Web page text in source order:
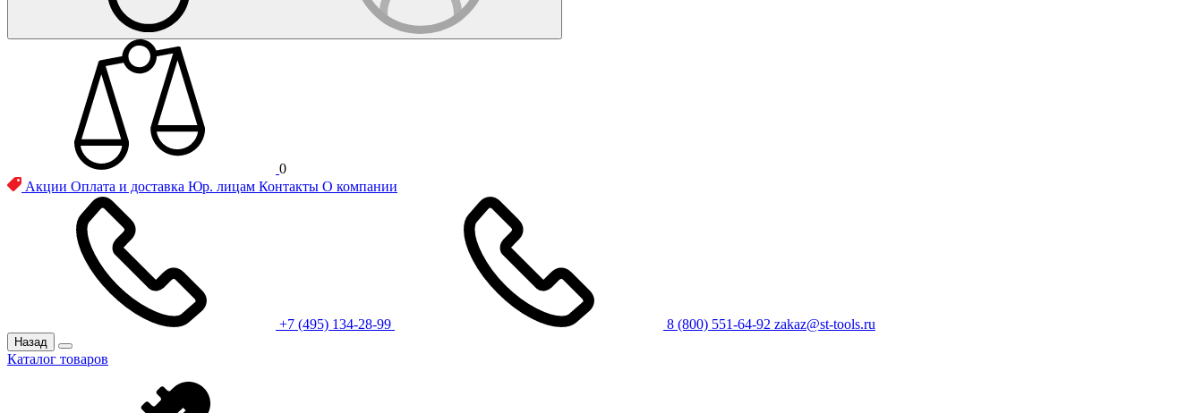
0
Акции Оплата и доставка Юр. лицам Контакты О компании
+7 (495) 134-28-99 8 (800) 551-64-92 zakaz@st-tools.ru
Назад
Каталог товаров